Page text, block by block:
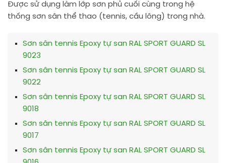
Được sử dụng làm lớp sơn phủ cuối cùng trong hệ
thống sơn sân thể thao (tennis, cầu lông) trong nhà.
Sơn sân tennis Epoxy tự san RAL SPORT GUARD SL
9023
Sơn sân tennis Epoxy tự san RAL SPORT GUARD SL
9022
Sơn sân tennis Epoxy tự san RAL SPORT GUARD SL
9018
Sơn sân tennis Epoxy tự san RAL SPORT GUARD SL
9017
Sơn sân tennis Epoxy tự san RAL SPORT GUARD SL